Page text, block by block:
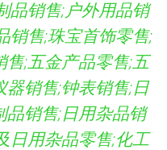
品销售;户外用品销
销售;珠宝首饰零售;
;五金产品零售;五
器销售;钟表销售;日
品销售;日用杂品销
日用杂品零售;化工